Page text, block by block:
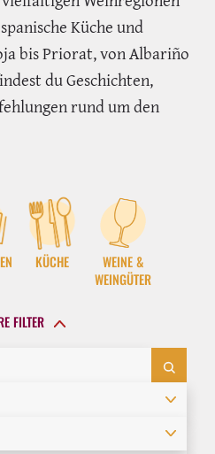
Küche und
bis Priorat, von Albariño
du Geschichten,
rund um den
KÜCHE
WEINE &
WEINGÜTER
FILTER